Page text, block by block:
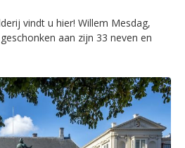
vindt u hier! Willem Mesdag,
aan zijn 33 neven en